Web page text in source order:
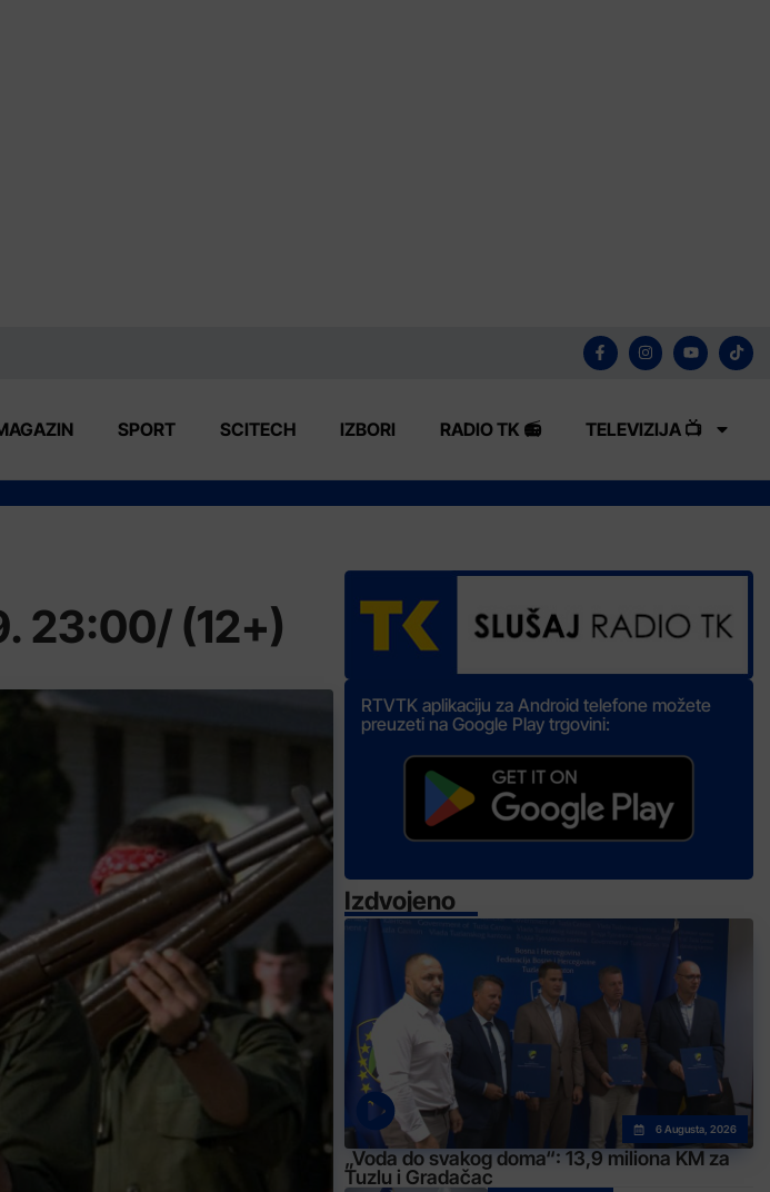
SPORT SCITECH IZBORI RADIO TK 📻 TELEVIZIJA 📺
23:00/ (12+)
RTVTK aplikaciju za Android telefone možete
preuzeti na Google Play trgovini:
Izdvojeno
6 Augusta, 2026
„Voda do svakog doma“: 13,9 miliona KM za
Tuzlu i Gradačac